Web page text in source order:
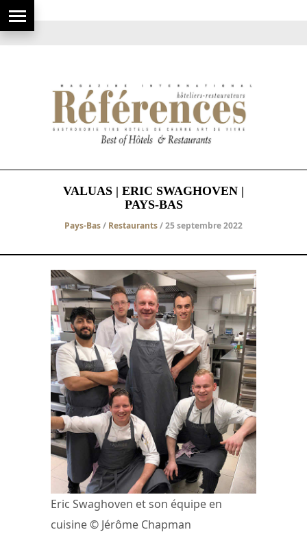
VALUAS | ERIC SWAGHOVEN |
PAYS-BAS
Pays-Bas/ Restaurants/ 25 septembre 2022
Eric Swaghoven et son équipe en
cuisine © Jérôme Chapman